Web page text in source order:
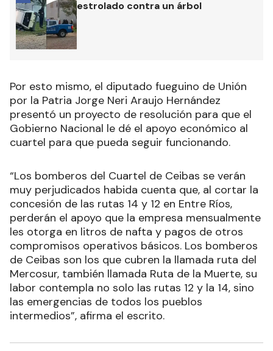
estrolado contra un árbol
Por esto mismo, el diputado fueguino de Unión
por la Patria Jorge Neri Araujo Hernández
presentó un proyecto de resolución para que el
Gobierno Nacional le dé el apoyo económico al
cuartel para que pueda seguir funcionando.
“Los bomberos del Cuartel de Ceibas se verán
muy perjudicados habida cuenta que, al cortar la
concesión de las rutas 14 y 12 en Entre Ríos,
perderán el apoyo que la empresa mensualmente
les otorga en litros de nafta y pagos de otros
compromisos operativos básicos. Los bomberos
de Ceibas son los que cubren la llamada ruta del
Mercosur, también llamada Ruta de la Muerte, su
labor contempla no solo las rutas 12 y la 14, sino
las emergencias de todos los pueblos
intermedios”, afirma el escrito.